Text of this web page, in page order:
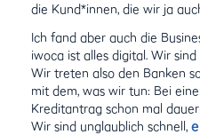
die Kund*innen, die wir ja
Ich fand aber auch die
iwoca ist alles digital. Wir
Wir treten also den Banken
mit dem, was wir tun: Bei
Kreditantrag schon mal
Wir sind unglaublich schnell,